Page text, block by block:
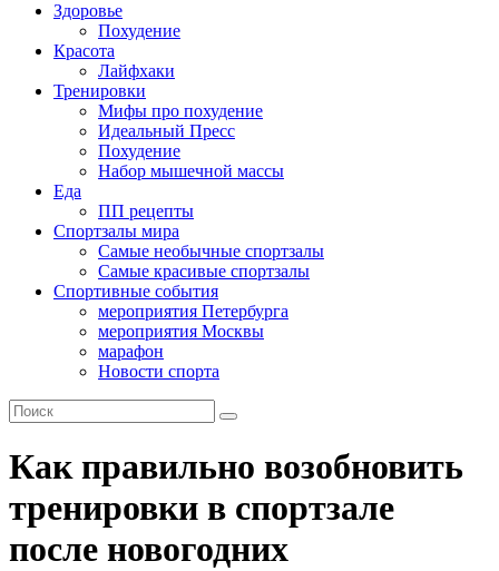
Здоровье
Похудение
Красота
Лайфхаки
Тренировки
Мифы про похудение
Идеальный Пресс
Похудение
Набор мышечной массы
Еда
ПП рецепты
Спортзалы мира
Самые необычные спортзалы
Самые красивые спортзалы
Спортивные события
мероприятия Петербурга
мероприятия Москвы
марафон
Новости спорта
Как правильно возобновить
тренировки в спортзале
после новогодних